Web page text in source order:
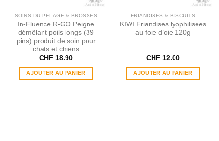
SOINS DU PELAGE & BROSSES
In​-​Fluence R​-​GO Peigne
démêlant poils longs (39
pins) produit de soin pour
chats et chiens
CHF 18.90
AJOUTER AU PANIER
FRIANDISES & BISCUITS
KIWI Friandises lyophilisées
au foie d’oie 120g
CHF 12.00
AJOUTER AU PANIER